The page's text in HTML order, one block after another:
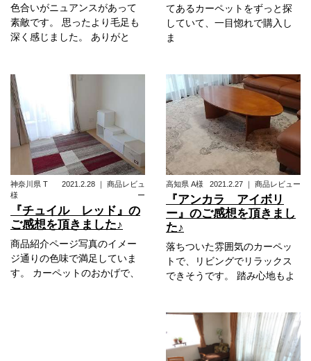
色合いがニュアンスがあって
素敵です。 思ったより毛足も
深く感じました。 ありがと
てあるカーペットをずっと探
していて、一目惚れで購入し
ま
神奈川県 T
様
2021.2.28 ｜ 商品レビュ
ー
『チュイル レッド』の
ご感想を頂きました♪
商品紹介ページ写真のイメー
ジ通りの色味で満足していま
す。 カーペットのおかげで、
高知県 A様 2021.2.27 ｜ 商品レビュー
『アンカラ アイボリ
ー』のご感想を頂きまし
た♪
落ちついた雰囲気のカーペッ
トで、リビングでリラックス
できそうです。 踏み心地もよ